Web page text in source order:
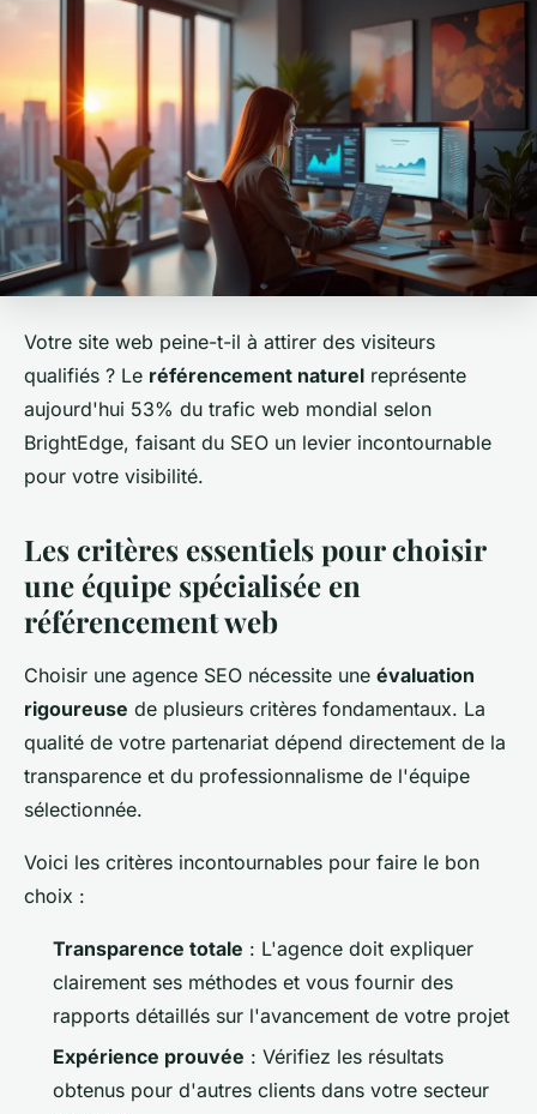
Votre site web peine-t-il à attirer des visiteurs
qualifiés ? Le référencement naturel représente
aujourd'hui 53% du trafic web mondial selon
BrightEdge, faisant du SEO un levier incontournable
pour votre visibilité.
Les critères essentiels pour choisir
une équipe spécialisée en
référencement web
Choisir une agence SEO nécessite une évaluation
rigoureuse de plusieurs critères fondamentaux. La
qualité de votre partenariat dépend directement de la
transparence et du professionnalisme de l'équipe
sélectionnée.
Voici les critères incontournables pour faire le bon
choix :
Transparence totale : L'agence doit expliquer
clairement ses méthodes et vous fournir des
rapports détaillés sur l'avancement de votre projet
Expérience prouvée : Vérifiez les résultats
obtenus pour d'autres clients dans votre secteur